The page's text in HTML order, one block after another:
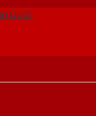
Quốc